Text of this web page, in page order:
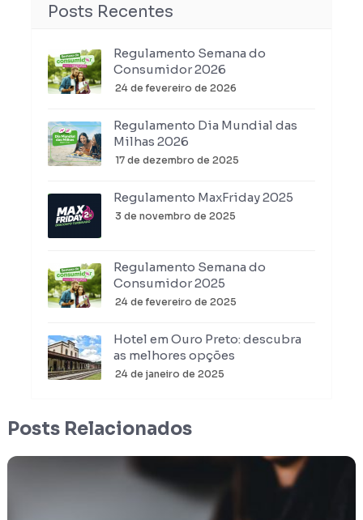
Posts Recentes
Regulamento Semana do
Consumidor 2026
24 de fevereiro de 2026
Regulamento Dia Mundial das
Milhas 2026
17 de dezembro de 2025
Regulamento MaxFriday 2025
3 de novembro de 2025
Regulamento Semana do
Consumidor 2025
24 de fevereiro de 2025
Hotel em Ouro Preto: descubra
as melhores opções
24 de janeiro de 2025
Posts Relacionados